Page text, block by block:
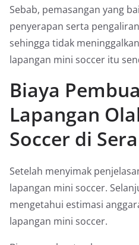
Sebab, pemasangan yang
penyerapan serta
sehingga tidak
lapangan mini soccer itu
Biaya
Lapangan
Soccer di
Setelah menyimak
lapangan mini soccer.
mengetahui estimasi
lapangan mini soccer.